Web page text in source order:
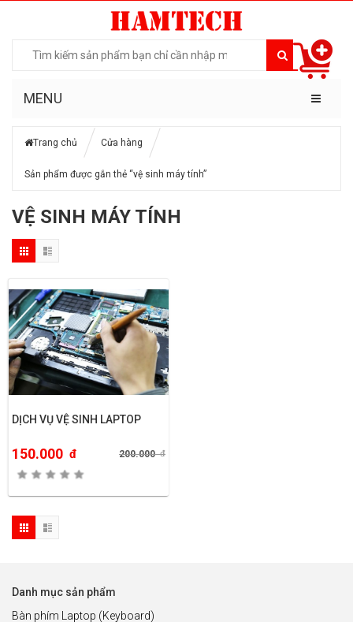
MENU
Trang chủ Cửa hàng
Sản phẩm được gắn thẻ “vệ sinh máy tính”
VỆ SINH MÁY TÍNH
DỊCH VỤ VỆ SINH LAPTOP
150.000 đ 200.000đ
Danh mục sản phẩm
Bàn phím Laptop (Keyboard)